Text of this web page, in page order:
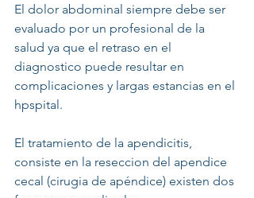
El dolor abdominal siempre debe ser
evaluado por un profesional de la
salud ya que el retraso en el
diagnostico puede resultar en
complicaciones y largas estancias en el
hpspital.
El tratamiento de la apendicitis,
consiste en la reseccion del apendice
cecal (cirugia de apéndice) existen dos